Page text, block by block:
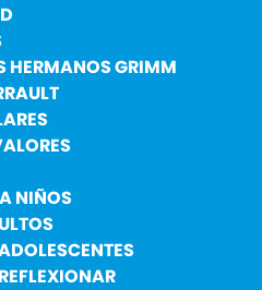
HERMANOS GRIMM
NIÑOS